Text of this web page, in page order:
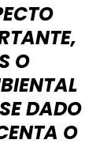
O
DADO
O